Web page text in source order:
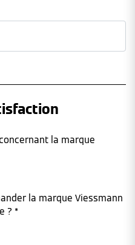
la marque
la marque Viessmann
? *